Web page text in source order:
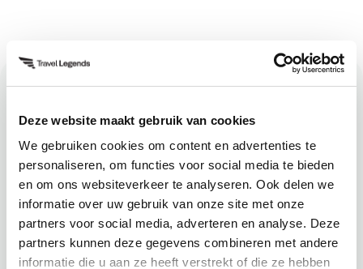
Deze website maakt gebruik van cookies
We gebruiken cookies om content en advertenties te
personaliseren, om functies voor social media te bieden
en om ons websiteverkeer te analyseren. Ook delen we
informatie over uw gebruik van onze site met onze
partners voor social media, adverteren en analyse. Deze
partners kunnen deze gegevens combineren met andere
informatie die u aan ze heeft verstrekt of die ze hebben
Zuid-Afrika
Bewaar de reisgids van Zuid-Afrika gratis en veilig
op uw mobiel of desktop. Vul uw e-mailadres in en
de reisgids landt in uw mailbox.